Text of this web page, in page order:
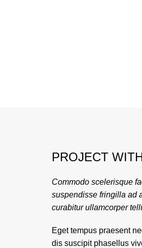
PROJECT
Commodo scelerisque
suspendisse fringilla ad
curabitur ullamcorper
Eget tempus praesent
dis suscipit phasellus